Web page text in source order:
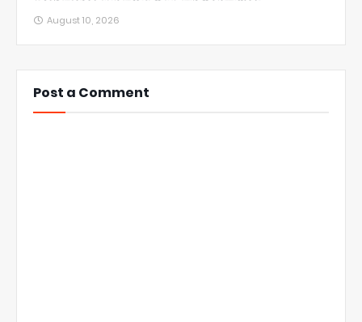
August 10, 2026
Post a Comment